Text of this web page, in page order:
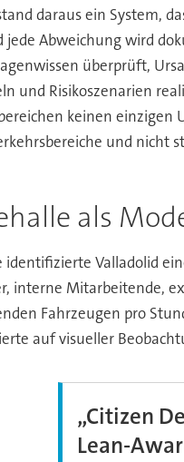
daraus ein System,
jede Abweichung wird
überprüft,
und Risikoszenarien
keinen einzigen
und nicht
als
identifizierte Valladolid
interne Mitarbeitende,
Fahrzeugen pro
auf visueller
„Citizen
Lean-